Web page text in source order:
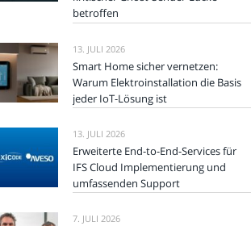
betroffen
13. JULI 2026
Smart Home sicher vernetzen:
Warum Elektroinstallation die Basis
jeder IoT-Lösung ist
13. JULI 2026
Erweiterte End-to-End-Services für
IFS Cloud Implementierung und
umfassenden Support
7. JULI 2026